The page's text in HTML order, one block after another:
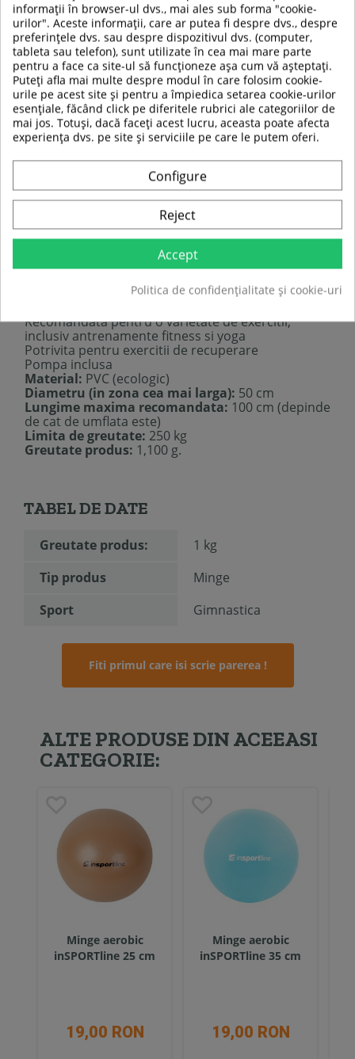
Mingea vine la pachet impreuna cu opompa, deci
puteti fi gata imediat pentru primul dvs.
antrenament. Puteti sa va imbunatatiti echilibrul,
sa va recuperati sau sa va relaxati cu
Minge
Gimnastica inSPORTline P-Nut 50 cm.
Descriere tehnica:
Minge exercitii in forma de aluna
ANTI-SPARGERE– material cu suprafata durabila,
datorita careia mingea nu se sparge cand este
rupta, ci se dezumfla incet.
Recomandata pentru o varietate de exercitii,
inclusiv antrenamente fitness si yoga
Potrivita pentru exercitii de recuperare
Pompa inclusa
Material: PVC (ecologic)
Diametru (in zona cea mai larga): 50 cm
Lungime maxima recomandata: 100 cm (depinde
de cat de umflata este)
Limita de greutate: 250 kg
Greutate produs: 1,100 g.
TABEL DE DATE
Greutate produs:
1 kg
Tip produs
Minge
Sport
Gimnastica
Fiti primul care isi scrie parerea !
ALTE PRODUSE DIN ACEEASI
CATEGORIE:
Minge aerobic
inSPORTline 25 cm
19,00 RON
Minge aerobic
inSPORTline 35 cm
19,00 RON
informații în browser-ul dvs., mai ales sub forma "cookie-
urilor". Aceste informații, care ar putea fi despre dvs., despre
preferințele dvs. sau despre dispozitivul dvs. (computer,
tableta sau telefon), sunt utilizate în cea mai mare parte
pentru a face ca site-ul să funcționeze așa cum vă așteptați.
Puteți afla mai multe despre modul în care folosim cookie-
urile pe acest site și pentru a împiedica setarea cookie-urilor
esențiale, făcând click pe diferitele rubrici ale categoriilor de
mai jos. Totuși, dacă faceți acest lucru, aceasta poate afecta
experiența dvs. pe site și serviciile pe care le putem oferi.
Configure
Reject
Accept
Politica de confidențialitate și cookie-uri